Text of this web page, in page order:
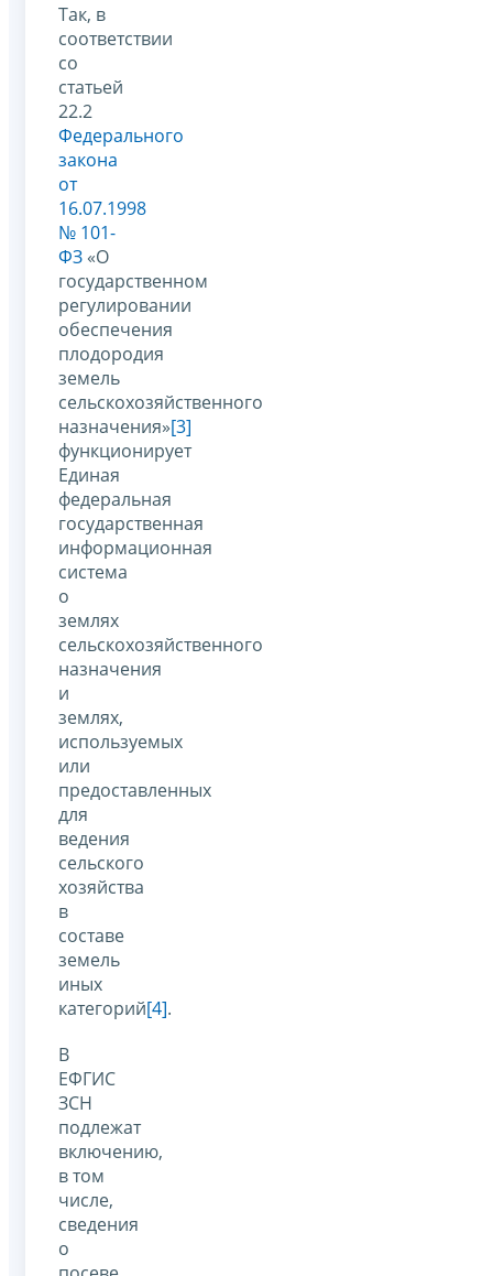
Так, в
соответствии
со
статьей
22.2
Федерального
закона
от
16.07.1998
№ 101-
ФЗ «О
государственном
регулировании
обеспечения
плодородия
земель
сельскохозяйственного
назначения»[3]
функционирует
Единая
федеральная
государственная
информационная
система
о
землях
сельскохозяйственного
назначения
и
землях,
используемых
или
предоставленных
для
ведения
сельского
хозяйства
в
составе
земель
иных
категорий[4].
В
ЕФГИС
ЗСН
подлежат
включению,
в том
числе,
сведения
о